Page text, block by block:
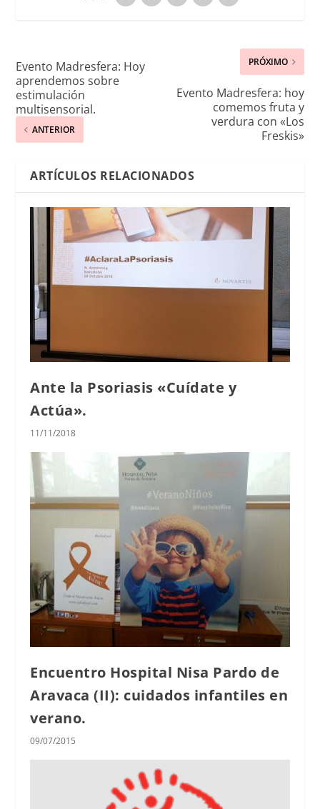
Evento Madresfera: Hoy
aprendemos sobre
estimulación
multisensorial.
ANTERIOR
PRÓXIMO
Evento Madresfera: hoy
comemos fruta y
verdura con «Los
Freskis»
ARTÍCULOS RELACIONADOS
Ante la Psoriasis «Cuídate y
Actúa».
11/11/2018
Encuentro Hospital Nisa Pardo de
Aravaca (II): cuidados infantiles en
verano.
09/07/2015